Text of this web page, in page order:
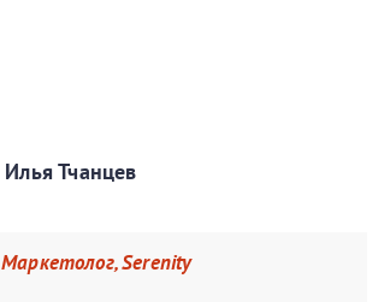
Илья Тчанцев
Маркетолог, Serenity